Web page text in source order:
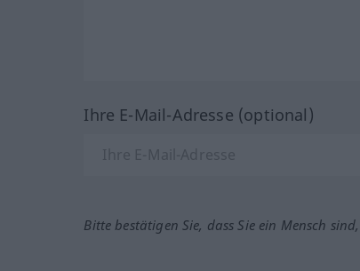
Ihre E-Mail-Adresse (optional)
Bitte bestätigen Sie, dass Sie ein Mensch